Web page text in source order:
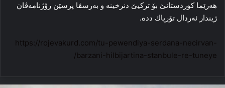
ھەرێما كوردستانێ بۆ تركیێ دنرخینە و بەرسڤا پرسێن رۆژنامەڤان
ژیندار ئەردال تۆرپاك ددە.
https://rojevakurd.com/tu-pewendiya-serdana-necirvan-
barzani-hilbijartina-stanbule-re-tuneye/